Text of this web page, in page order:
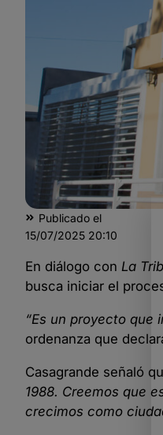
Publicado el
15/07/2025 20:10
En diálogo con La
busca iniciar el
“Es un proyecto que
ordenanza que
Casagrande señaló
1988. Creemos que
crecimos como